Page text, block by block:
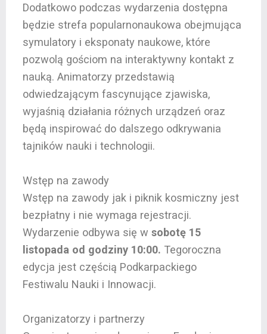
Dodatkowo podczas wydarzenia dostępna
będzie strefa popularnonaukowa obejmująca
symulatory i eksponaty naukowe, które
pozwolą gościom na interaktywny kontakt z
nauką. Animatorzy przedstawią
odwiedzającym fascynujące zjawiska,
wyjaśnią działania różnych urządzeń oraz
będą inspirować do dalszego odkrywania
tajników nauki i technologii.
Wstęp na zawody
Wstęp na zawody jak i piknik kosmiczny jest
bezpłatny i nie wymaga rejestracji.
Wydarzenie odbywa się w sobotę 15
listopada od godziny 10:00. Tegoroczna
edycja jest częścią Podkarpackiego
Festiwalu Nauki i Innowacji.
Organizatorzy i partnerzy